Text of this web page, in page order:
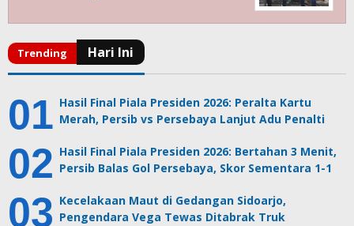
Hasil Final Piala Presiden 2026: Peralta Kartu
Merah, Persib vs Persebaya Lanjut Adu Penalti
Hasil Final Piala Presiden 2026: Bertahan 3 Menit,
Persib Balas Gol Persebaya, Skor Sementara 1-1
Kecelakaan Maut di Gedangan Sidoarjo,
Pengendara Vega Tewas Ditabrak Truk